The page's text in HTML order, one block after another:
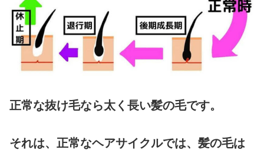
正常な抜け毛なら太く長い髪の毛です。
それは、正常なヘアサイクルでは、髪の毛は